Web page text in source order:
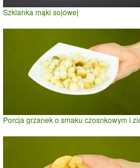
Szklanka mąki sojowej
Porcja grzanek o smaku czosnkowym i